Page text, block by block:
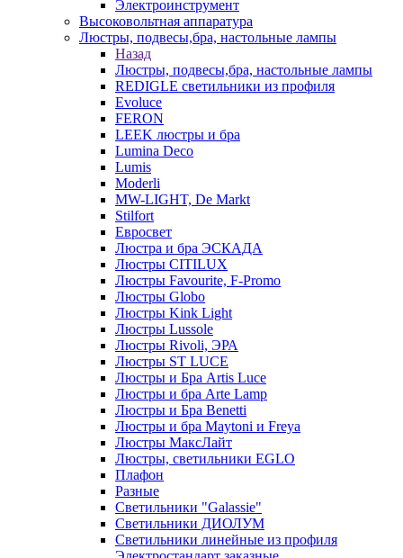
Электроинструмент
Высоковольтная аппаратура
Люстры, подвесы,бра, настольные лампы
Назад
Люстры, подвесы,бра, настольные лампы
REDIGLE светильники из профиля
Evoluce
FERON
LEEK люстры и бра
Lumina Deco
Lumis
Moderli
MW-LIGHT, De Markt
Stilfort
Евросвет
Люстра и бра ЭСКАДА
Люстры CITILUX
Люстры Favourite, F-Promo
Люстры Globo
Люстры Kink Light
Люстры Lussole
Люстры Rivoli, ЭРА
Люстры ST LUCE
Люстры и Бра Artis Luce
Люстры и бра Arte Lamp
Люстры и Бра Benetti
Люстры и бра Maytoni и Freya
Люстры МаксЛайт
Люстры, светильники EGLO
Плафон
Разные
Светильники "Galassie"
Светильники ДИОЛУМ
Светильники линейные из профиля